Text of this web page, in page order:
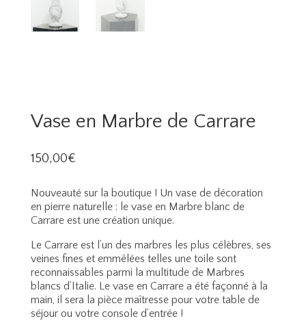
Vase en Marbre de Carrare
150,00€
Nouveauté sur la boutique ! Un vase de décoration
en pierre naturelle : le vase en Marbre blanc de
Carrare est une création unique.
Le Carrare est l’un des marbres les plus célèbres, ses
veines fines et emmêlées telles une toile sont
reconnaissables parmi la multitude de Marbres
blancs d’Italie. Le vase en Carrare a été façonné à la
main, il sera la pièce maîtresse pour votre table de
séjour ou votre console d’entrée !